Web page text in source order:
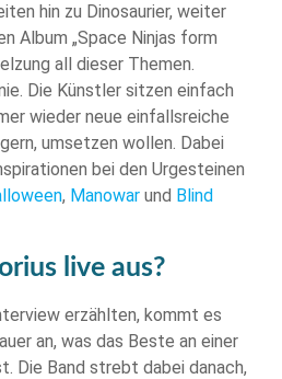
hin zu Dinosaurier, weiter
Album „Space Ninjas form
all dieser Themen.
Die Künstler sitzen einfach
wieder neue einfallsreiche
umsetzen wollen. Dabei
bei den Urgesteinen
, Manowar und Blind
live aus?
erzählten, kommt es
an, was das Beste an einer
Die Band strebt dabei danach,